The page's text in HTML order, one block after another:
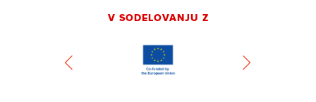
V SODELOVANJU Z